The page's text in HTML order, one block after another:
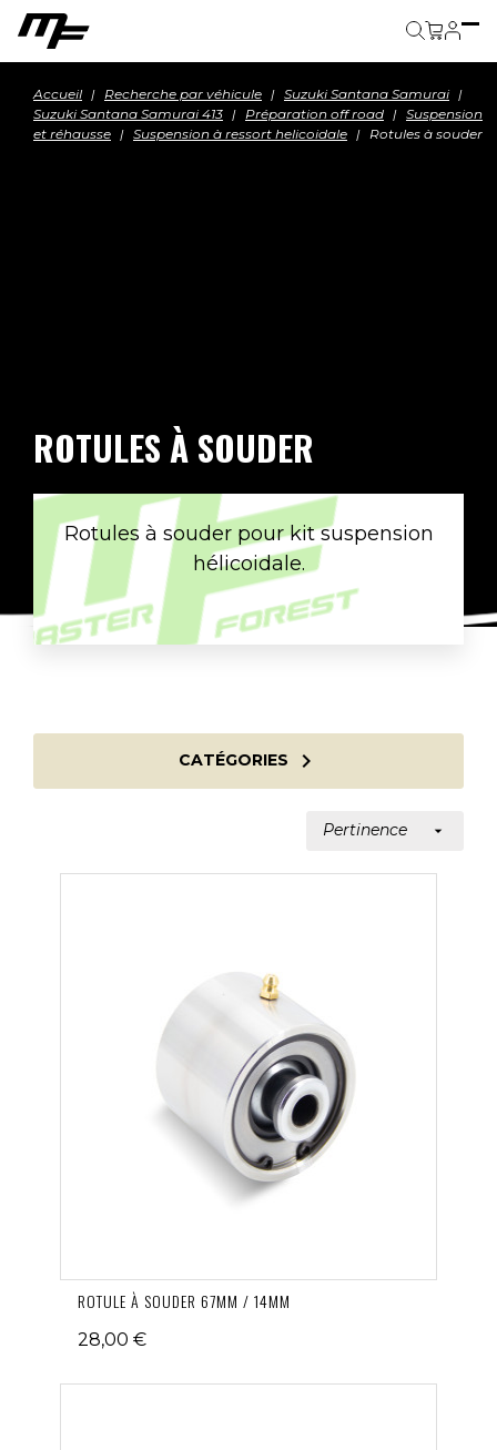
Accueil Recherche par véhicule
Suzuki Santana Samurai
Suzuki Santana Samurai 413
Préparation off road
Suspension
et réhausse
Suspension à ressort helicoidale Rotules à souder
ROTULES À SOUDER
Rotules à souder pour kit suspension
hélicoidale.
CATÉGORIES 
Pertinence 
ROTULE À SOUDER 67MM / 14MM
28,00 €